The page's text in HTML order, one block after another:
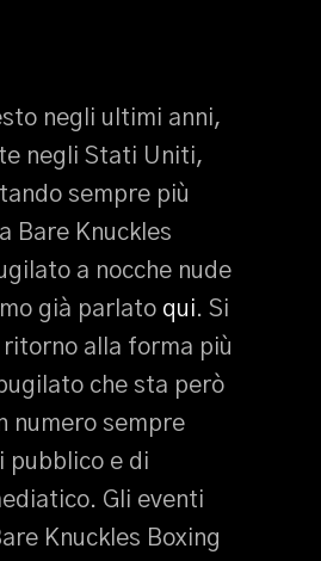
negli ultimi anni,
negli Stati Uniti,
sempre più
Bare Knuckles
a nocche nude
già parlato qui. Si
alla forma più
che sta però
numero sempre
pubblico e di
Gli eventi
Knuckles Boxing